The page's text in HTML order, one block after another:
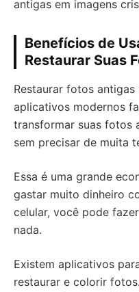
antigas em imagens
Benefícios de
Restaurar Suas
Restaurar fotos
aplicativos modernos
transformar suas fotos
sem precisar de muita
Essa é uma grande
gastar muito dinheiro
celular, você pode
nada.
Existem aplicativos
restaurar e colorir